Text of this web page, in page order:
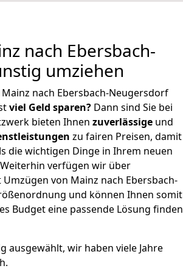
nach Ebersbach-
umziehen
nach Ebersbach-Neugersdorf
viel Geld sparen? Dann sind Sie bei
bieten Ihnen zuverlässige und
zu fairen Preisen, damit
die wichtigen Dinge in Ihrem neuen
verfügen wir über
von Mainz nach Ebersbach-
und können Ihnen somit
Budget eine passende Lösung finden
ausgewählt, wir haben viele Jahre